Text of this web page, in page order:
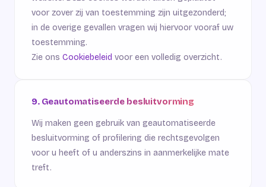
voor zover zij van toestemming zijn uitgezonderd;
in de overige gevallen vragen wij hiervoor vooraf uw
toestemming.
Zie ons Cookiebeleid voor een volledig overzicht.
9. Geautomatiseerde besluitvorming
Wij maken geen gebruik van geautomatiseerde
besluitvorming of profilering die rechtsgevolgen
voor u heeft of u anderszins in aanmerkelijke mate
treft.